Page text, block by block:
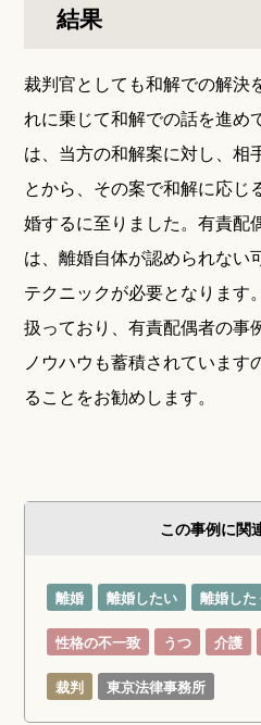
結果
裁判官としても和解での解決
れに乗じて和解での話を進め
は、当方の和解案に対し、相
とから、その案で和解に応じ
婚するに至りました。有責配
は、離婚自体が認められない
テクニックが必要となります
扱っており、有責配偶者の事
ノウハウも蓄積されています
ることをお勧めします。
この事例に関
離婚 離婚したい 離婚した
性格の不一致 うつ 介護
裁判 東京法律事務所